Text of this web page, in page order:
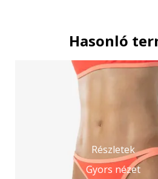
Hasonló
Részletek
Gyors nézet